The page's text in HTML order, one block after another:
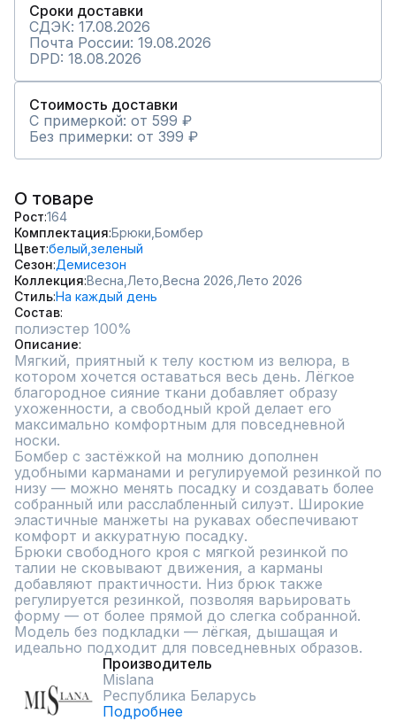
Сроки доставки
СДЭК: 17.08.2026
Почта России: 19.08.2026
DPD: 18.08.2026
Стоимость доставки
С примеркой: от 599 ₽
Без примерки: от 399 ₽
О товаре
Рост 164
Комплектация Брюки, Бомбер
Цвет белый, зеленый
Сезон Демисезон
Коллекция Весна, Лето, Весна 2026, Лето 2026
СтильНа каждый день
Состав
Описание
Мягкий, приятный к телу костюм из велюра, в
котором хочется оставаться весь день. Лёгкое
благородное сияние ткани добавляет образу
ухоженности, а свободный крой делает его
максимально комфортным для повседневной
носки.
Бомбер с застёжкой на молнию дополнен
удобными карманами и регулируемой резинкой по
низу — можно менять посадку и создавать более
собранный или расслабленный силуэт. Широкие
эластичные манжеты на рукавах обеспечивают
комфорт и аккуратную посадку.
Брюки свободного кроя с мягкой резинкой по
талии не сковывают движения, а карманы
добавляют практичности. Низ брюк также
регулируется резинкой, позволяя варьировать
форму — от более прямой до слегка собранной.
Модель без подкладки — лёгкая, дышащая и
идеально подходит для повседневных образов.
Производитель
Mislana
Республика Беларусь
Подробнее